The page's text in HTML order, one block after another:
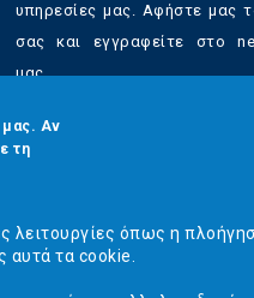
υπηρεσίες μας. Αφήστε μας
σας και εγγραφείτε στο
μας.
Έχετε τη δυνατότητα
από τα newsletters μας
Email*
μας. Αν
τη
λειτουργίες όπως η
αυτά τα cookie.